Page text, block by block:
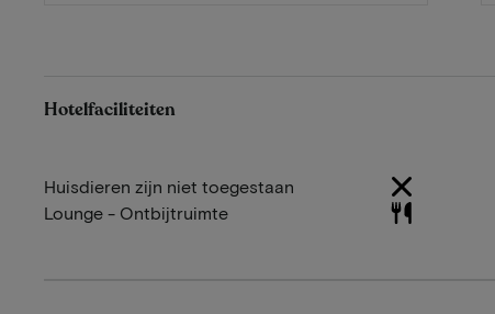
Hotelfaciliteiten
Huisdieren zijn niet toegestaan
Lounge - Ontbijtruimte